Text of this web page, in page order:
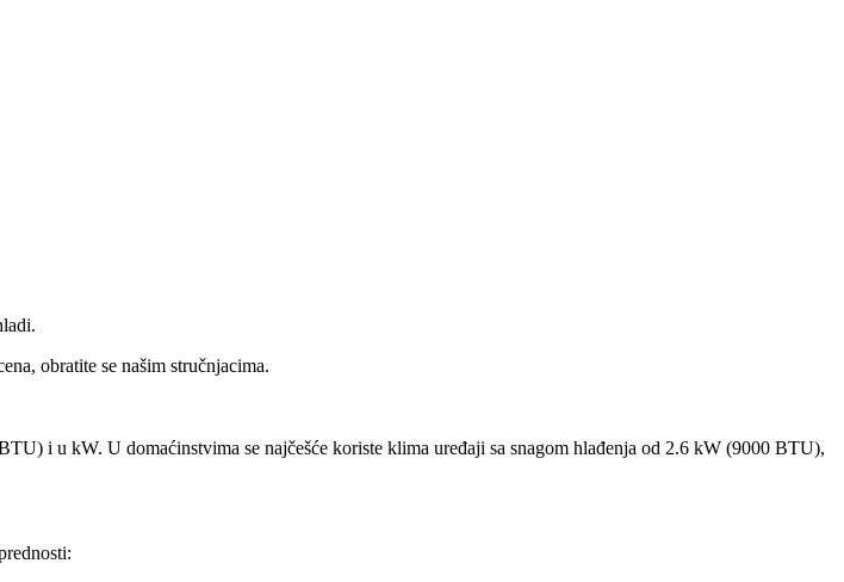
obratite se našim stručnjacima.
i u kW. U domaćinstvima se najčešće koriste klima uređaji sa snagom hlađenja od 2.6 kW (9000 BTU),